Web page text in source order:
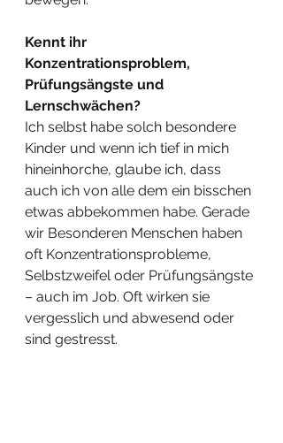
Kennt ihr
Konzentrationsproblem,
Prüfungsängste und
Lernschwächen?
Ich selbst habe solch besondere
Kinder und wenn ich tief in mich
hineinhorche, glaube ich, dass
auch ich von alle dem ein bisschen
etwas abbekommen habe. Gerade
wir Besonderen Menschen haben
oft Konzentrationsprobleme,
Selbstzweifel oder Prüfungsängste
– auch im Job. Oft wirken sie
vergesslich und abwesend oder
sind gestresst.